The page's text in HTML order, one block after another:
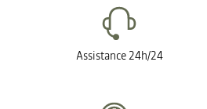
Assistance 24h/24